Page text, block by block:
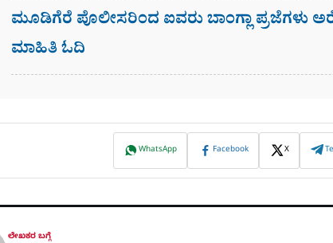
ಮೂಡಿಗೆರೆ ಪೊಲೀಸರಿಂದ ಐವರು ಬಾಂಗ್ಲಾ ಪ್ರಜೆಗಳು
ಮಾಹಿತಿ ಓದಿ
WhatsApp Facebook X
ಲೇಖಕರ ಬಗ್ಗೆ